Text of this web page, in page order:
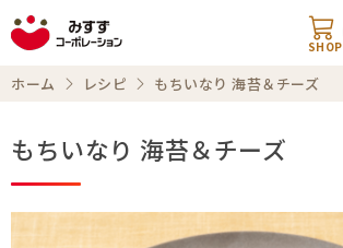
SHOP
ホーム レシピ もちいなり 海苔＆チーズ
もちいなり 海苔＆チーズ